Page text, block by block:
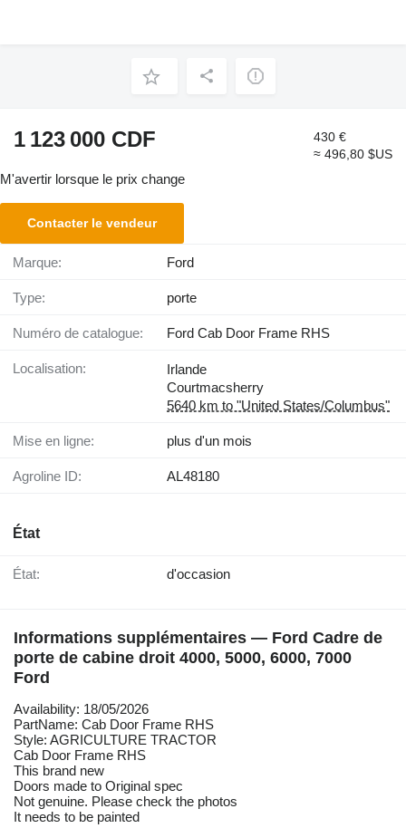
1 123 000 CDF
430 €
≈ 496,80 $US
M'avertir lorsque le prix change
Contacter le vendeur
Marque: Ford
Type: porte
Numéro de catalogue: Ford Cab Door Frame RHS
Localisation:
Irlande
Courtmacsherry
5640 km to "United States/Columbus"
Mise en ligne: plus d'un mois
Agroline ID: AL48180
État
État: d'occasion
Informations supplémentaires — Ford Cadre de
porte de cabine droit 4000, 5000, 6000, 7000
Ford
Availability: 18/05/2026
PartName: Cab Door Frame RHS
Style: AGRICULTURE TRACTOR
Cab Door Frame RHS
This brand new
Doors made to Original spec
Not genuine. Please check the photos
It needs to be painted